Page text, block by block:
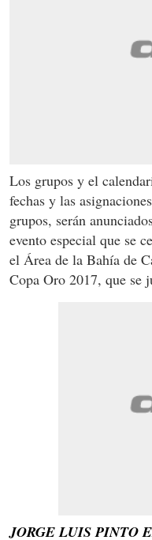
Los grupos y el
fechas y las
grupos, serán
evento especial que se
el Área de la Bahía de
Copa Oro 2017, que se
JORGE LUIS PINTO